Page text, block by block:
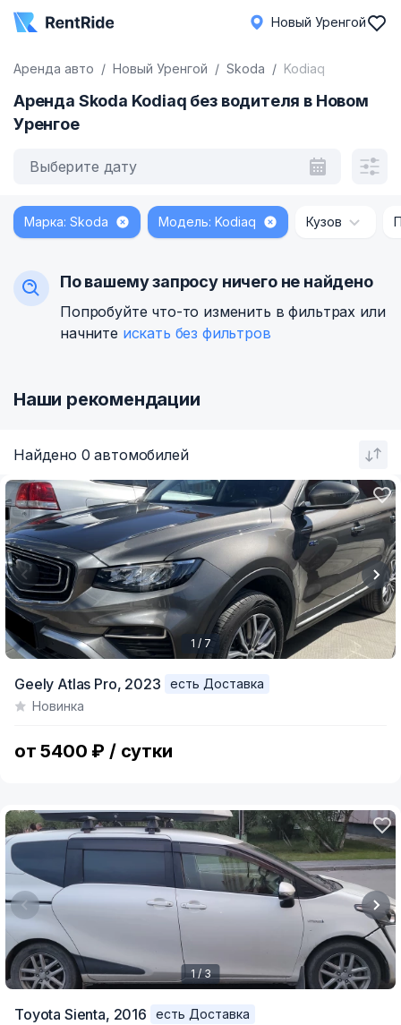
Новый Уренгой
Аренда авто Новый Уренгой Skoda Kodiaq
Аренда Skoda Kodiaq без водителя в Новом
Уренгое
Выберите дату
Марка: Skoda Модель: Kodiaq Кузов
Найдено 0 автомобилей
По вашему запросу ничего не найдено
Попробуйте что-то изменить в фильтрах или
начните искать без фильтров
Наши рекомендации
of
1 / 7
Geely Atlas Pro, 2023
есть Доставка
Новинка
от 5400 ₽ / сутки
1 / 3
Toyota Sienta, 2016
есть Доставка